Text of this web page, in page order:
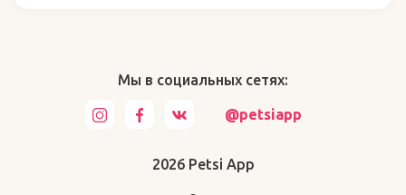
Мы в социальных сетях:
@petsiapp
2026 Petsi App